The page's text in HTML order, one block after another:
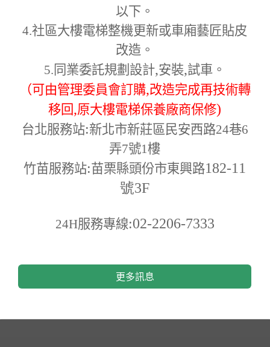
以下。
4.社區大樓電梯整機更新或車廂藝匠貼皮
改造。
5. 同業委託規劃設計,安裝,試車。
（可由管理委員會訂購,改造完成再技術轉
移回,原大樓電梯保養廠商保修)
台北服務站:新北市新莊區民安西路24巷6
弄7號1樓
竹苗服務站:苗栗縣頭份市東興路182-11
號3F
24H服務專線:02-2206-7333
更多訊息